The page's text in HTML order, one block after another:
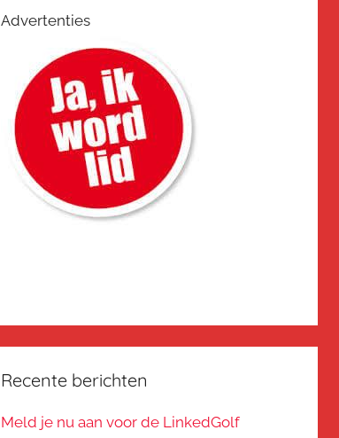
Advertenties
Recente berichten
Meld je nu aan voor de LinkedGolf